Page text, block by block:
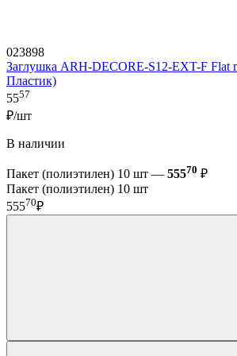
023898
Заглушка ARH-DECORE-S12-EXT-F Flat
Пластик)
5557
₽/шт
В наличии
Пакет (полиэтилен) 10 шт — 55570 ₽
Пакет (полиэтилен) 10 шт
55570₽